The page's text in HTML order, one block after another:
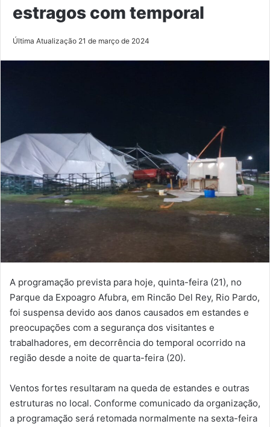
estragos com temporal
Última Atualização 21 de março de 2024
A programação prevista para hoje, quinta-feira (21), no
Parque da Expoagro Afubra, em Rincão Del Rey, Rio Pardo,
foi suspensa devido aos danos causados em estandes e
preocupações com a segurança dos visitantes e
trabalhadores, em decorrência do temporal ocorrido na
região desde a noite de quarta-feira (20).
Ventos fortes resultaram na queda de estandes e outras
estruturas no local. Conforme comunicado da organização,
a programação será retomada normalmente na sexta-feira